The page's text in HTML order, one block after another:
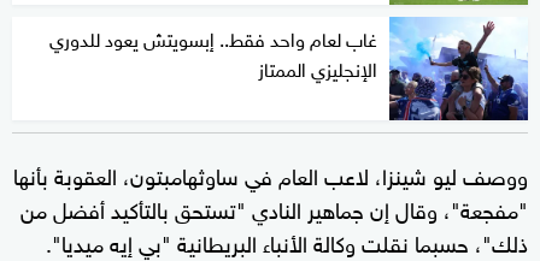
غاب لعام واحد فقط.. إبسويتش يعود للدوري
الإنجليزي الممتاز
ووصف ليو شينزا، لاعب العام في ساوثهامبتون، العقوبة بأنها
"مفجعة"، وقال إن جماهير النادي "تستحق بالتأكيد أفضل من
ذلك"، حسبما نقلت وكالة الأنباء البريطانية "بي إيه ميديا".